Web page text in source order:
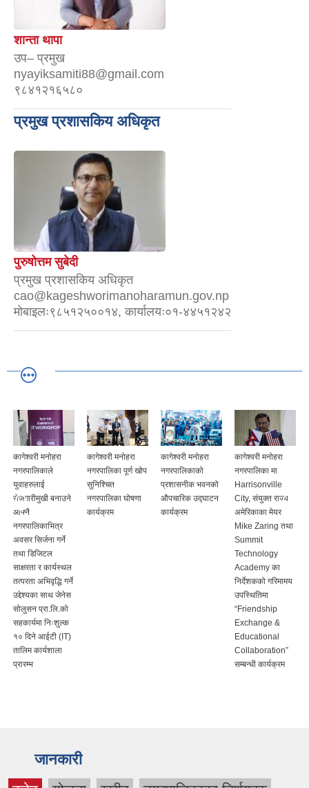
शान्ता थापा
उप– प्रमुख
nyayiksamiti88@gmail.com
९८४१२१६५८०
प्रमुख प्रशासकिय अधिकृत
पुरुषोत्तम सुबेदी
प्रमुख प्रशासकिय अधिकृत
cao@kageshworimanoharamun.gov.np
मोबाइलः९८५१२५००१४, कार्यालयः०१-४४५१२४२
कागेश्वरी मनोहरा
नगरपालिकाले
युवाहरुलाई
रोजगारीमुखी बनाउने
आफ्नै
नगरपालिकाभित्र
अवसर सिर्जना गर्ने
तथा डिजिटल
साक्षरता र कार्यस्थल
तत्परता अभिवृद्धि गर्ने
उद्देश्यका साथ जेनेस
सोलुसन प्रा.लि.को
सहकार्यमा निःशुल्क
१० दिने आईटी (IT)
तालिम कार्यशाला
प्रारम्भ
कागेश्वरी मनोहरा
नगरपालिका पूर्ण खोप
सुनिश्चित
नगरपालिका घोषणा
कार्यक्रम
कागेश्वरी मनोहरा
नगरपालिकाको
प्रशासनीक भवनको
औपचारिक उद्घाटन
कार्यक्रम
कागेश्वरी मनोहरा
नगरपालिका मा
Harrisonville
City, संयुक्त राज्य
अमेरिकाका मेयर
Mike Zaring तथा
Summit
Technology
Academy का
निर्देशकको गरिमामय
उपस्थितिमा
“Friendship
Exchange &
Educational
Collaboration”
सम्बन्धी कार्यक्रम
जानकारी